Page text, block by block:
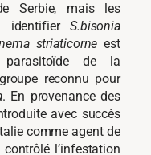
Serbie, mais les
identifierS.bisonia
striaticorne est
parasitoïde de la
reconnu pour
. En provenance des
avec succès
comme agent de
l’infestation